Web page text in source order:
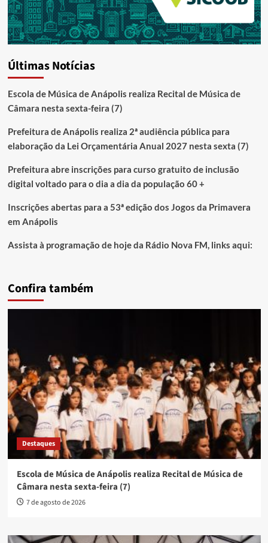
Últimas Notícias
Escola de Música de Anápolis realiza Recital de Música de
Câmara nesta sexta-feira (7)
Prefeitura de Anápolis realiza 2ª audiência pública para
elaboração da Lei Orçamentária Anual 2027 nesta sexta (7)
Prefeitura abre inscrições para curso gratuito de inclusão
digital voltado para o dia a dia da população 60 +
Inscrições abertas para a 53ª edição dos Jogos da Primavera
em Anápolis
Assista à programação de hoje da Rádio Nova FM, links aqui:
Confira também
Destaques
Escola de Música de Anápolis realiza Recital de Música de
Câmara nesta sexta-feira (7)
7 de agosto de 2026